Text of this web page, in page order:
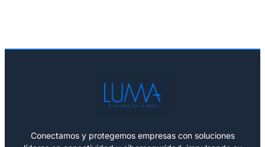
Conectamos y protegemos empresas con soluciones